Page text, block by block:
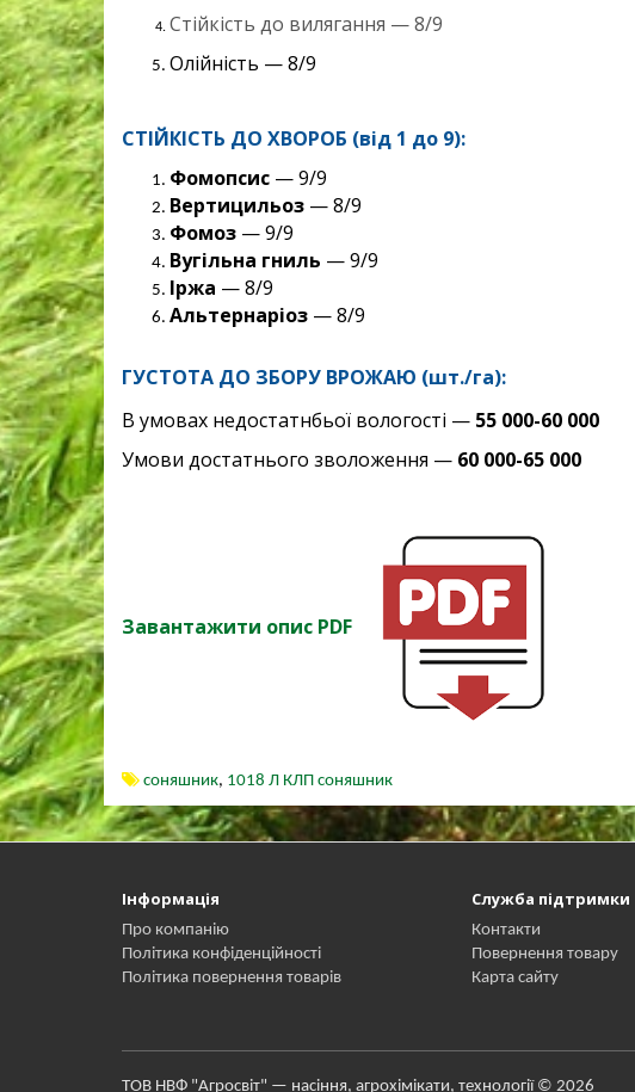
Стійкість до вилягання — 8/9
Олійність — 8/9
СТІЙКІСТЬ ДО ХВОРОБ (від 1 до 9):
Фомопсис — 9/9
Вертицильоз — 8/9
Фомоз — 9/9
Вугільна гниль — 9/9
Іржа — 8/9
Альтернаріоз — 8/9
ГУСТОТА ДО ЗБОРУ ВРОЖАЮ (шт./га):
В умовах недостатнбьої вологості — 55 000-60 000
Умови достатнього зволоження — 60 000-65 000
Завантажити опис PDF
соняшник, 1018 Л КЛП соняшник
Інформація
Про компанію
Політика конфіденційності
Політика повернення товарів
Служба підтримки
Контакти
Повернення товару
Карта сайту
ТОВ НВФ "Агросвіт" — насіння, агрохімікати, технології © 2026